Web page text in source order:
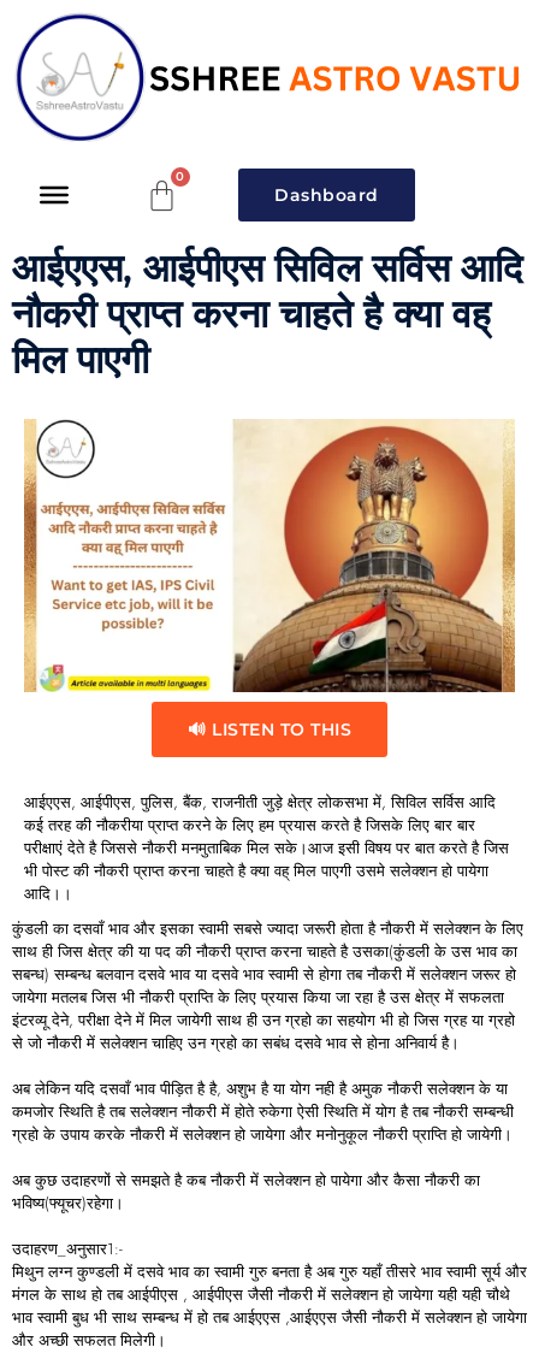
Dashboard
आईएएस, आईपीएस सिविल सर्विस आदि
नौकरी प्राप्त करना चाहते है क्या वह्
मिल पाएगी
🔊 LISTEN TO THIS
आईएएस, आईपीएस, पुलिस, बैंक, राजनीती जुड़े क्षेत्र लोकसभा में, सिविल सर्विस आदि
कई तरह की नौकरीया प्राप्त करने के लिए हम प्रयास करते है जिसके लिए बार बार
परीक्षाएं देते है जिससे नौकरी मनमुताबिक मिल सके।आज इसी विषय पर बात करते है जिस
भी पोस्ट की नौकरी प्राप्त करना चाहते है क्या वह् मिल पाएगी उसमे सलेक्शन हो पायेगा
आदि।।
कुंडली का दसवाँ भाव और इसका स्वामी सबसे ज्यादा जरूरी होता है नौकरी में सलेक्शन के लिए
साथ ही जिस क्षेत्र की या पद की नौकरी प्राप्त करना चाहते है उसका(कुंडली के उस भाव का
सबन्ध) सम्बन्ध बलवान दसवे भाव या दसवे भाव स्वामी से होगा तब नौकरी में सलेक्शन जरूर हो
जायेगा मतलब जिस भी नौकरी प्राप्ति के लिए प्रयास किया जा रहा है उस क्षेत्र में सफलता
इंटरव्यू देने, परीक्षा देने में मिल जायेगी साथ ही उन ग्रहो का सहयोग भी हो जिस ग्रह या ग्रहो
से जो नौकरी में सलेक्शन चाहिए उन ग्रहो का सबंध दसवे भाव से होना अनिवार्य है।
अब लेकिन यदि दसवाँ भाव पीड़ित है है, अशुभ है या योग नही है अमुक नौकरी सलेक्शन के या
कमजोर स्थिति है तब सलेक्शन नौकरी में होते रुकेगा ऐसी स्थिति में योग है तब नौकरी सम्बन्धी
ग्रहो के उपाय करके नौकरी में सलेक्शन हो जायेगा और मनोनुकूल नौकरी प्राप्ति हो जायेगी।
अब कुछ उदाहरणों से समझते है कब नौकरी में सलेक्शन हो पायेगा और कैसा नौकरी का
भविष्य(फ्यूचर)रहेगा।
उदाहरण_अनुसार1:-
मिथुन लग्न कुण्डली में दसवे भाव का स्वामी गुरु बनता है अब गुरु यहाँ तीसरे भाव स्वामी सूर्य और
मंगल के साथ हो तब आईपीएस , आईपीएस जैसी नौकरी में सलेक्शन हो जायेगा यही यही चौथे
भाव स्वामी बुध भी साथ सम्बन्ध में हो तब आईएएस ,आईएएस जैसी नौकरी में सलेक्शन हो जायेगा
और अच्छी सफलत मिलेगी।